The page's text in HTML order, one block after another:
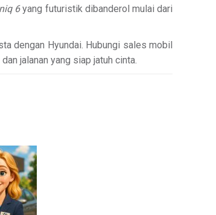
6yang futuristik dibanderol mulai dari
dengan Hyundai. Hubungi sales mobil
jalanan yang siap jatuh cinta.